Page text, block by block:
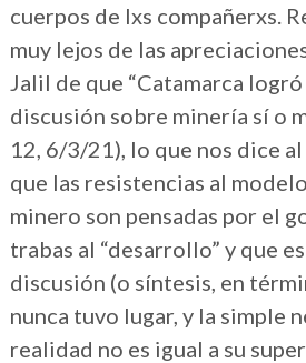
cuerpos de lxs compañerxs.
muy lejos de las
Jalil de que “Catamarca
discusión sobre minería sí o
12, 6/3/21), lo que nos dice
que las resistencias al
minero son pensadas por el
trabas al “desarrollo” y que
discusión (o síntesis, en
nunca tuvo lugar, y la simple
realidad no es igual a su